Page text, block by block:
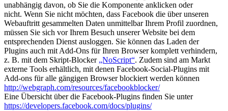
unabhängig davon, ob Sie die Komponente anklicken oder
nicht. Wenn Sie nicht möchten, dass Facebook die über unseren
Webauftritt gesammelten Daten unmittelbar Ihrem Profil zuordnen,
müssen Sie sich vor Ihrem Besuch unserer Website bei dem
entsprechenden Dienst ausloggen. Sie können das Laden der
Plugins auch mit Add-Ons für Ihren Browser komplett verhindern,
z. B. mit dem Skript-Blocker „NoScript“. Zudem sind am Markt
externe Tools erhältlich, mit denen Facebook-Social-Plugins mit
Add-ons für alle gängigen Browser blockiert werden können
http://webgraph.com/resources/facebookblocker/
Eine Übersicht über die Facebook-Plugins finden Sie unter
https://developers.facebook.com/docs/plugins/